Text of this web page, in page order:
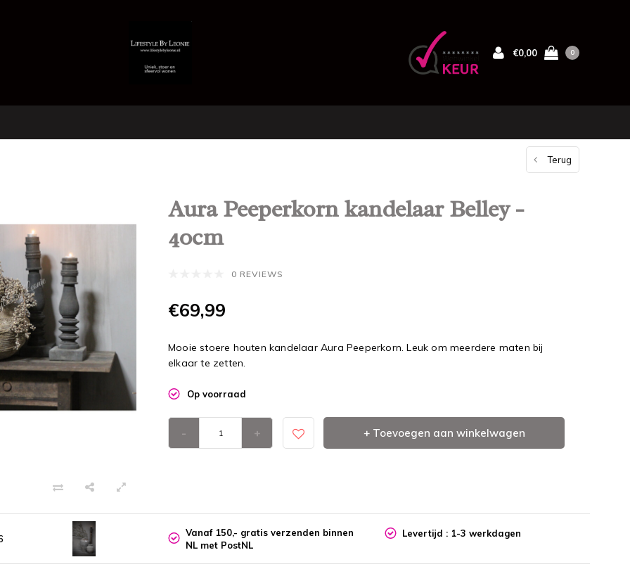
€0,00 0
Terug
Aura Peeperkorn kandelaar Belley -
40cm
0 REVIEWS
€69,99
Mooie stoere houten kandelaar Aura Peeperkorn. Leuk om meerdere maten bij
elkaar te zetten.
Op voorraad
- + + Toevoegen aan winkelwagen
Vanaf 150,- gratis verzenden binnen
NL met PostNL
Levertijd : 1-3 werkdagen